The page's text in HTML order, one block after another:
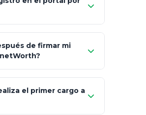
Google Play
"¿Aún no tienes cuenta?
de firmar mi
el primer cargo a